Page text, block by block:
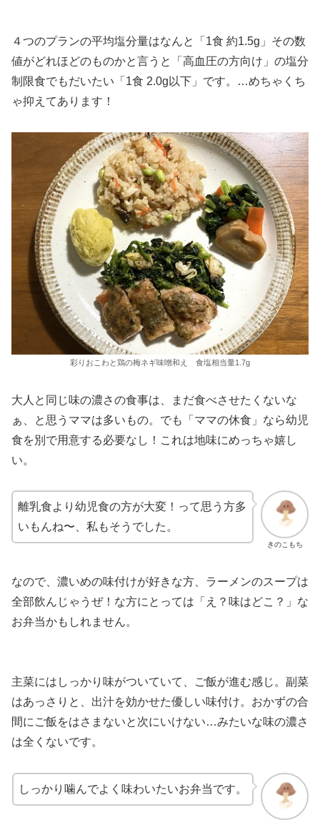
４つのプランの平均塩分量はなんと「1食 約1.5g」その数
値がどれほどのものかと言うと「高血圧の方向け」の塩分
制限食でもだいたい「1食 2.0g以下」です。…めちゃくち
ゃ抑えてあります！
彩りおこわと鶏の梅ネギ味噌和え 食塩相当量1.7g
大人と同じ味の濃さの食事は、まだ食べさせたくないな
ぁ、と思うママは多いもの。でも「ママの休食」なら幼児
食を別で用意する必要なし！これは地味にめっちゃ嬉し
い。
きのこもち
離乳食より幼児食の方が大変！って思う方多
いもんね〜、私もそうでした。
なので、濃いめの味付けが好きな方、ラーメンのスープは
全部飲んじゃうぜ！な方にとっては「え？味はどこ？」な
お弁当かもしれません。
主菜にはしっかり味がついていて、ご飯が進む感じ。副菜
はあっさりと、出汁を効かせた優しい味付け。おかずの合
間にご飯をはさまないと次にいけない…みたいな味の濃さ
は全くないです。
しっかり噛んでよく味わいたいお弁当です。